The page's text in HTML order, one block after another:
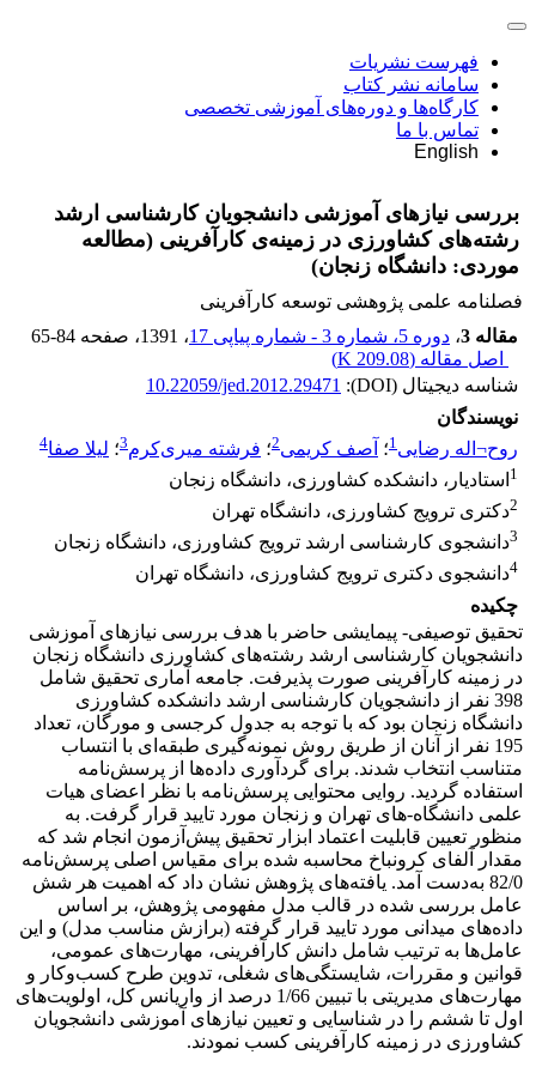
فهرست نشریات
سامانه نشر کتاب
کارگاه‌ها و دوره‌های آموزشی تخصصی
تماس با ما
English
بررسی نیازهای آموزشی دانشجویان کارشناسی ارشد
رشته‌های کشاورزی در زمینه‌ی کارآفرینی (مطالعه
موردی: دانشگاه زنجان)
فصلنامه علمی پژوهشی توسعه کارآفرینی
مقاله 3
، دوره 5، شماره 3 - شماره پیاپی 17 ، 1391 ، صفحه 65-84
اصل مقاله (209.08 K
)
شناسه دیجیتال (DOI):
10.22059/jed.2012.29471
نویسندگان
روح¬اله رضایی1؛ آصف کریمی2؛ فرشته میری‌کرم3؛ لیلا صفا4
1 استادیار، دانشکده کشاورزی، دانشگاه زنجان
2دکتری ترویج کشاورزی، دانشگاه تهران
3دانشجوی کارشناسی ارشد ترویج کشاورزی، دانشگاه زنجان
4دانشجوی دکتری ترویج کشاورزی، دانشگاه تهران
چکیده
تحقیق توصیفی- پیمایشی حاضر با هدف بررسی نیازهای آموزشی
دانشجویان کارشناسی ارشد رشته‌های کشاورزی دانشگاه زنجان
در زمینه کارآفرینی صورت پذیرفت. جامعه آماری تحقیق شامل
398 نفر از دانشجویان کارشناسی ارشد دانشکده کشاورزی
دانشگاه زنجان بود که با توجه به جدول کرجسی و مورگان، تعداد
195 نفر از آنان از طریق روش نمونه‌گیری طبقه‌ای با انتساب
متناسب انتخاب شدند. برای گردآوری داده‌ها از پرسش‌نامه
استفاده گردید. روایی محتوایی پرسش‌نامه با نظر اعضای هیات
علمی دانشگاه-های تهران و زنجان مورد تایید قرار گرفت. به
منظور تعیین قابلیت اعتماد ابزار تحقیق پیش‌آزمون انجام شد که
مقدار آلفای کرونباخ محاسبه شده برای مقیاس اصلی پرسش‌نامه
82/0 به‌دست آمد. یافته‌های پژوهش نشان داد که اهمیت هر شش
عامل بررسی شده در قالب مدل مفهومی پژوهش، بر اساس
داده‌های میدانی مورد تایید قرار گرفته (برازش مناسب مدل) و این
عامل‌ها به ترتیب شامل دانش کارآفرینی، مهارت‌های عمومی،
قوانین و مقررات، شایستگی‌های شغلی، تدوین طرح کسب‌وکار و
مهارت‌های مدیریتی با تبیین 1/66 درصد از واریانس کل، اولویت‌های
اول تا ششم را در شناسایی و تعیین نیازهای آموزشی دانشجویان
کشاورزی در زمینه کارآفرینی کسب نمودند.